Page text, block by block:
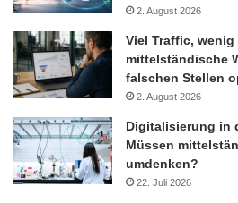
2. August 2026
Viel Traffic, wenig
mittelständische
falschen Stellen
2. August 2026
Digitalisierung in
Müssen
umdenken?
22. Juli 2026